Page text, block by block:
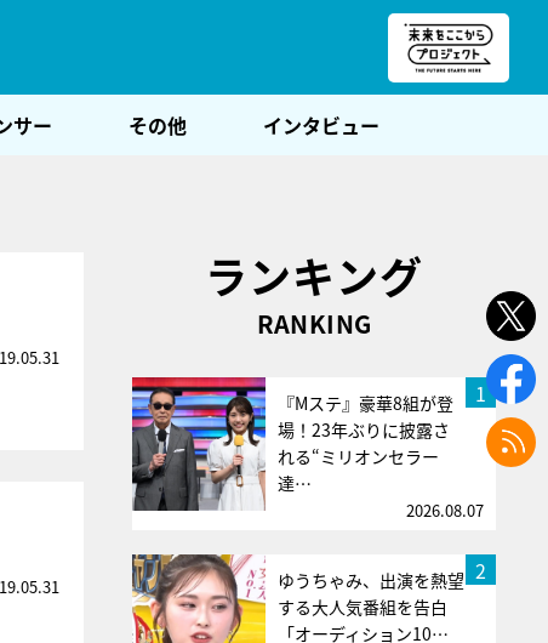
サー その他 インタビュー
ランキング
RANKING
1
『Mステ』豪華8組が登
場！23年ぶりに披露さ
れる“ミリオンセラー
達…
2026.08.07
2
ゆうちゃみ、出演を熱望
する大人気番組を告白
「オーディション10…